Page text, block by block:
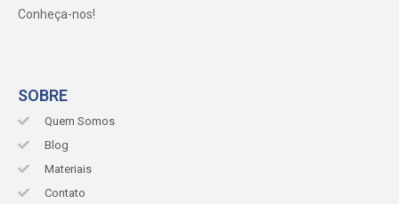
Conheça-nos!
SOBRE
Quem Somos
Blog
Materiais
Contato